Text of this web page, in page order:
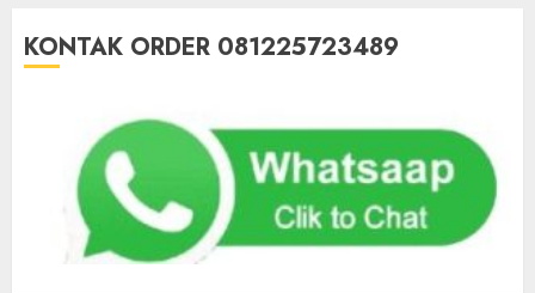
KONTAK ORDER 081225723489